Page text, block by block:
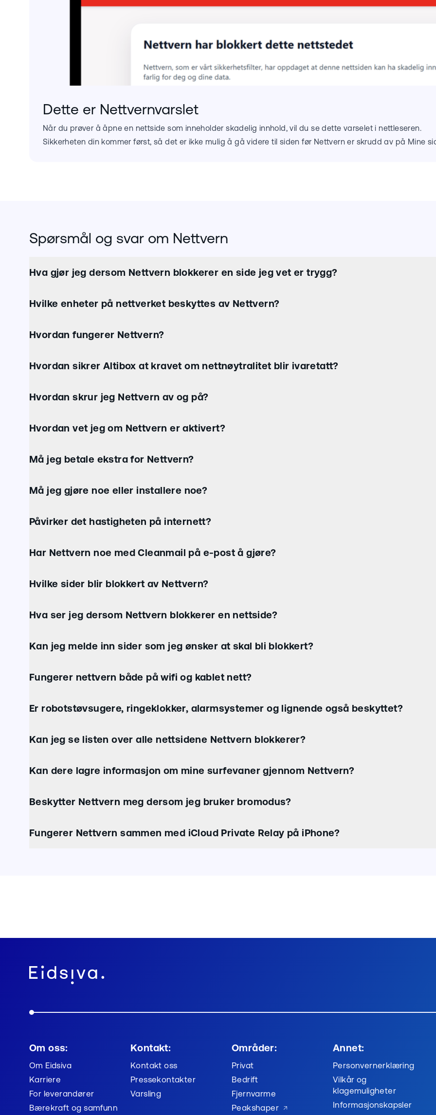
Dette er Nettvernvarslet
Når du prøver å åpne en nettside som inneholder skadelig innhold, vil du se dette varselet i nettleseren.
Sikkerheten din kommer først, så det er ikke mulig å gå videre til siden før Nettvern er skrudd av på Mine
Spørsmål og svar om Nettvern
Hva gjør jeg dersom Nettvern blokkerer en side jeg vet er trygg?
Hvilke enheter på nettverket beskyttes av Nettvern?
Hvordan fungerer Nettvern?
Hvordan sikrer Altibox at kravet om nettnøytralitet blir ivaretatt?
Hvordan skrur jeg Nettvern av og på?
Hvordan vet jeg om Nettvern er aktivert?
Må jeg betale ekstra for Nettvern?
Må jeg gjøre noe eller installere noe?
Påvirker det hastigheten på internett?
Har Nettvern noe med Cleanmail på e-post å gjøre?
Hvilke sider blir blokkert av Nettvern?
Hva ser jeg dersom Nettvern blokkerer en nettside?
Kan jeg melde inn sider som jeg ønsker at skal bli blokkert?
Fungerer nettvern både på wifi og kablet nett?
Er robotstøvsugere, ringeklokker, alarmsystemer og lignende også beskyttet?
Kan jeg se listen over alle nettsidene Nettvern blokkerer?
Kan dere lagre informasjon om mine surfevaner gjennom Nettvern?
Beskytter Nettvern meg dersom jeg bruker bromodus?
Fungerer Nettvern sammen med iCloud Private Relay på iPhone?
Om oss:
Om Eidsiva
Karriere
For leverandører
Bærekraft og samfunn
Kontakt:
Kontakt oss
Pressekontakter
Varsling
Områder:
Privat
Bedrift
Fjernvarme
Peakshaper
Annet:
Personvernerklæring
Vilkår og
klagemuligheter
Informasjonskapsler